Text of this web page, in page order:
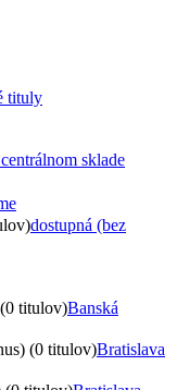
tituly
sklade
dostupná (bez
titulov)Banská
(0 titulov)Bratislava